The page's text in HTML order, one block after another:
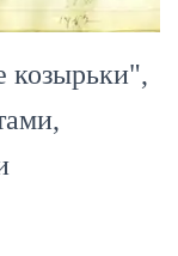
козырьки",